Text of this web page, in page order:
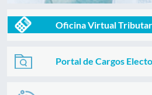
Oficina Virtual
Portal de Cargos